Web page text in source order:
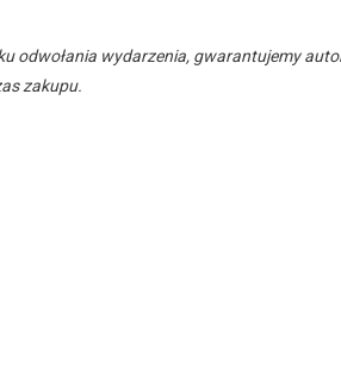
odwołania wydarzenia, gwarantujemy
zakupu.